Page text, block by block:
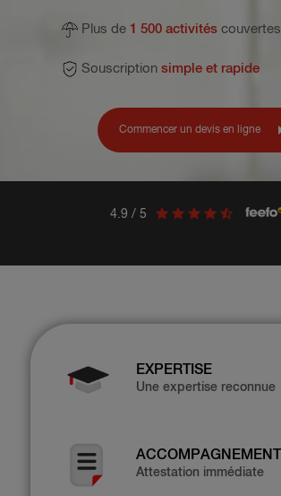
Plus de 1 500 activités couvertes
Souscription simple et rapide
Commencer un devis en ligne
4.9 / 5
EXPERTISE
Une expertise reconnue
ACCOMPAGNEMENT
Attestation immédiate